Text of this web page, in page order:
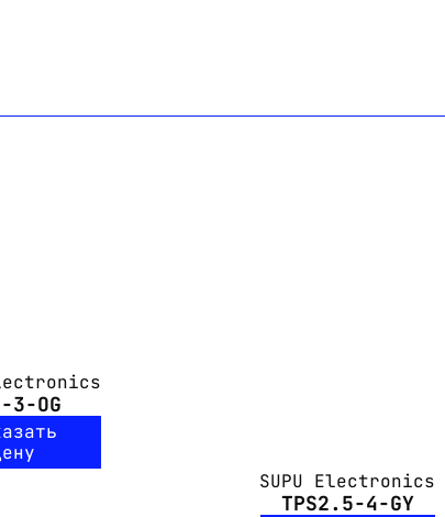
3-OG
SUPU Electronics
TPS2.5-4-GY